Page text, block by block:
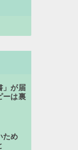
」が届
ーは裏
ため